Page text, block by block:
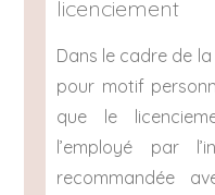
licenciement
Dans le cadre de
pour motif
que le
l’employé par
recommandée